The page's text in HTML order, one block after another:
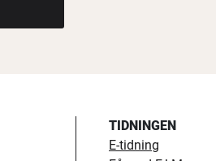
TIDNINGEN
E-tidning